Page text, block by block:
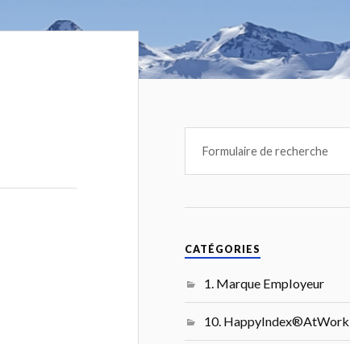
CATÉGORIES
1. Marque Employeur
10. HappyIndex®AtWork